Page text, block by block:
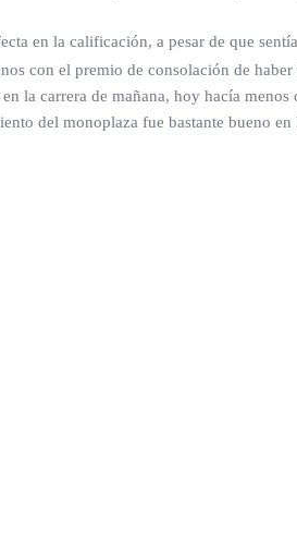
en la calificación, a pesar de que
con el premio de consolación de
la carrera de mañana, hoy hacía
del monoplaza fue bastante bueno